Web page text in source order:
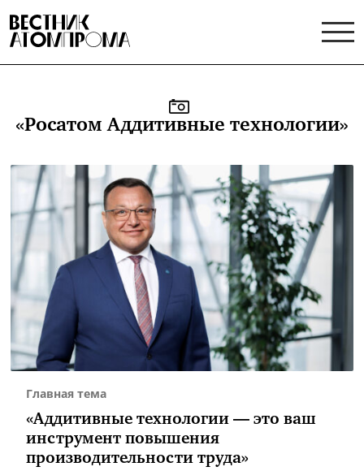
«Росатом Аддитивные технологии»
Главная тема
«Аддитивные технологии — это ваш
инструмент повышения
производительности труда»